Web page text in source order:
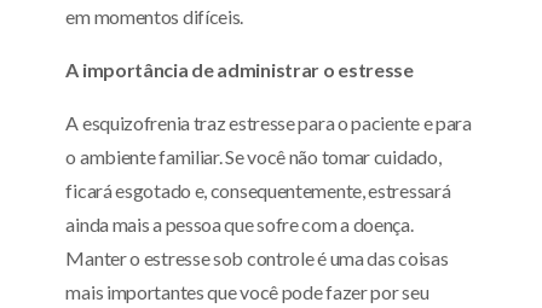
em momentos difíceis.
A importância de administrar o estresse
A esquizofrenia traz estresse para o paciente e para
o ambiente familiar. Se você não tomar cuidado,
ficará esgotado e, consequentemente, estressará
ainda mais a pessoa que sofre com a doença.
Manter o estresse sob controle é uma das coisas
mais importantes que você pode fazer por seu